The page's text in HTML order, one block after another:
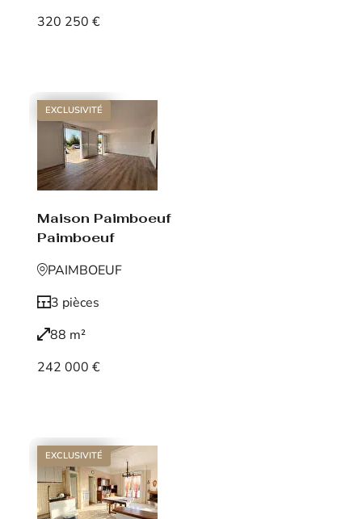
320 250 €
EXCLUSIVITÉ
Maison Paimboeuf
Paimboeuf
PAIMBOEUF
3 pièces
88 m²
242 000 €
EXCLUSIVITÉ